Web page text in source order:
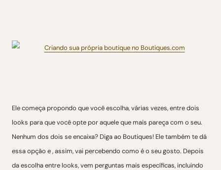
Ele começa propondo que você escolha, várias vezes, entre dois
looks para que você opte por aquele que mais pareça com o seu.
Nenhum dos dois se encaixa? Diga ao Boutiques! Ele também te dá
essa opção e , assim, vai percebendo como é o seu gosto. Depois
da escolha entre looks, vem perguntas mais específicas, incluindo